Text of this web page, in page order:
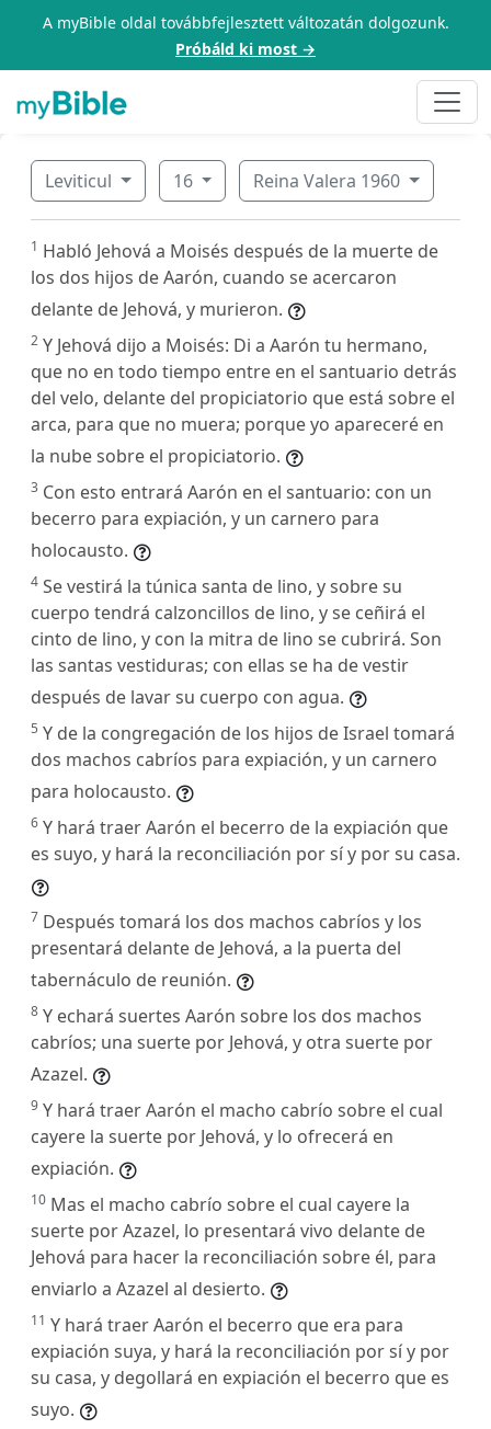
A myBible oldal továbbfejlesztett változatán dolgozunk.
Próbáld ki most →
Leviticul 16 Reina Valera 1960
1 Habló Jehová a Moisés después de la muerte de
los dos hijos de Aarón, cuando se acercaron
delante de Jehová, y murieron.
2 Y Jehová dijo a Moisés: Di a Aarón tu hermano,
que no en todo tiempo entre en el santuario detrás
del velo, delante del propiciatorio que está sobre el
arca, para que no muera; porque yo apareceré en
la nube sobre el propiciatorio.
3 Con esto entrará Aarón en el santuario: con un
becerro para expiación, y un carnero para
holocausto.
4 Se vestirá la túnica santa de lino, y sobre su
cuerpo tendrá calzoncillos de lino, y se ceñirá el
cinto de lino, y con la mitra de lino se cubrirá. Son
las santas vestiduras; con ellas se ha de vestir
después de lavar su cuerpo con agua.
5 Y de la congregación de los hijos de Israel tomará
dos machos cabríos para expiación, y un carnero
para holocausto.
6 Y hará traer Aarón el becerro de la expiación que
es suyo, y hará la reconciliación por sí y por su casa.
7 Después tomará los dos machos cabríos y los
presentará delante de Jehová, a la puerta del
tabernáculo de reunión.
8 Y echará suertes Aarón sobre los dos machos
cabríos; una suerte por Jehová, y otra suerte por
Azazel.
9 Y hará traer Aarón el macho cabrío sobre el cual
cayere la suerte por Jehová, y lo ofrecerá en
expiación.
10 Mas el macho cabrío sobre el cual cayere la
suerte por Azazel, lo presentará vivo delante de
Jehová para hacer la reconciliación sobre él, para
enviarlo a Azazel al desierto.
11 Y hará traer Aarón el becerro que era para
expiación suya, y hará la reconciliación por sí y por
su casa, y degollará en expiación el becerro que es
suyo.